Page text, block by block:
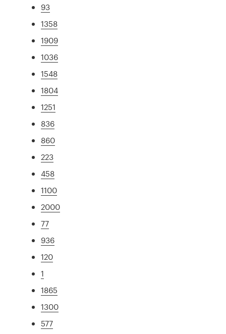
93
1358
1909
1036
1548
1804
1251
836
860
223
458
1100
2000
77
936
120
1
1865
1300
577